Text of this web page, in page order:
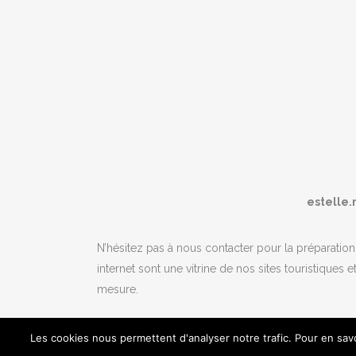
N’hésitez pas à nous contacter pour la
internet sont une vitrine de nos sites touristiques
mesure.
Les cookies nous permettent d'analyser notre trafic. Pour en